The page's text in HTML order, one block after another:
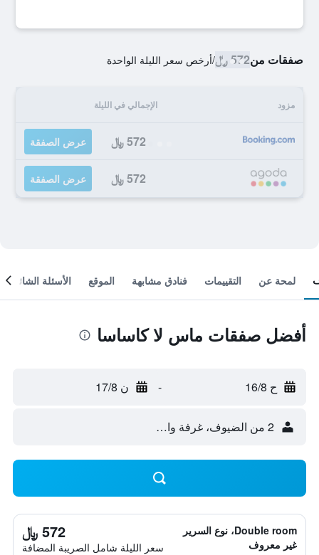
صفقات من572 ﷼ /أرخص سعر الليلة الواحدة
مزود الإجمالي في الليلة
572 ﷼ عرض الصفقة
572 ﷼ عرض الصفقة
لمحة عن التقييمات فنادق مشابهة الموقع الأسئلة الشائعة
أفضل صفقات ماس لا كاساسا
ح 16/8 - ن 17/8
2 من الضيوف، غرفة واحدة
Double room، نوع السرير
غير معروف
572 ﷼
سعر الليلة شامل الصريبة المضافة